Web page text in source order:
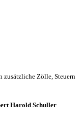
Zölle, Steuern
Harold Schuller